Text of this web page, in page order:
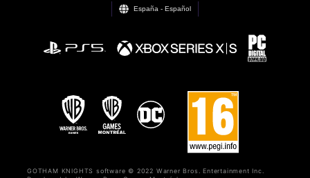
España - Español
GOTHAM KNIGHTS software © 2022 Warner Bros. Entertainment Inc.